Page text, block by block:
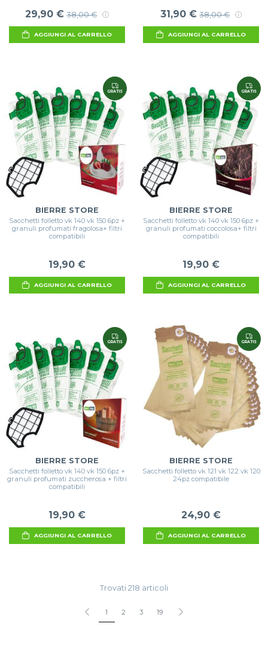
29,90 € 38,00 €
AGGIUNGI AL CARRELLO
31,90 € 38,00 €
AGGIUNGI AL CARRELLO
GRATIS
BIERRE STORE
Sacchetti folletto vk 140 vk 150 6pz +
granuli profumati fragolosa+ filtri
compatibili
19,90 €
AGGIUNGI AL CARRELLO
GRATIS
BIERRE STORE
Sacchetti folletto vk 140 vk 150 6pz +
granuli profumati coccolosa+ filtri
compatibili
19,90 €
AGGIUNGI AL CARRELLO
GRATIS
BIERRE STORE
Sacchetti folletto vk 140 vk 150 6pz +
granuli profumati zuccherosa + filtri
compatibili
19,90 €
AGGIUNGI AL CARRELLO
GRATIS
BIERRE STORE
Sacchetti folletto vk 121 vk 122 vk 120
24pz compatibile
24,90 €
AGGIUNGI AL CARRELLO
Trovati 218 articoli
1 2 3 19